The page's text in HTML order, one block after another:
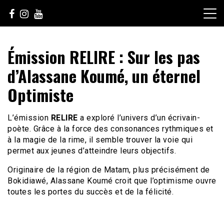
content
sunuculture
Émission RELIRE : Sur les pas
d’Alassane Koumé, un éternel
Optimiste
L’émission RELIRE a exploré l’univers d’un écrivain-
poète. Grâce à la force des consonances rythmiques et
à la magie de la rime, il semble trouver la voie qui
permet aux jeunes d’atteindre leurs objectifs.
Originaire de la région de Matam, plus précisément de
Bokidiawé, Alassane Koumé croit que l’optimisme ouvre
toutes les portes du succès et de la félicité.